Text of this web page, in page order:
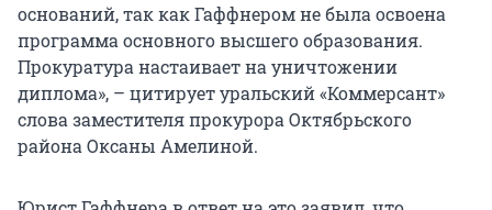
оснований, так как Гаффнером не была освоена
программа основного высшего образования.
Прокуратура настаивает на уничтожении
диплома», – цитирует уральский «Коммерсант»
слова заместителя прокурора Октябрьского
района Оксаны Амелиной.